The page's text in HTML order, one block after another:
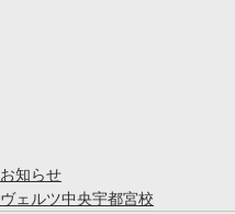
お知らせ
ヴェルツ中央宇都宮校